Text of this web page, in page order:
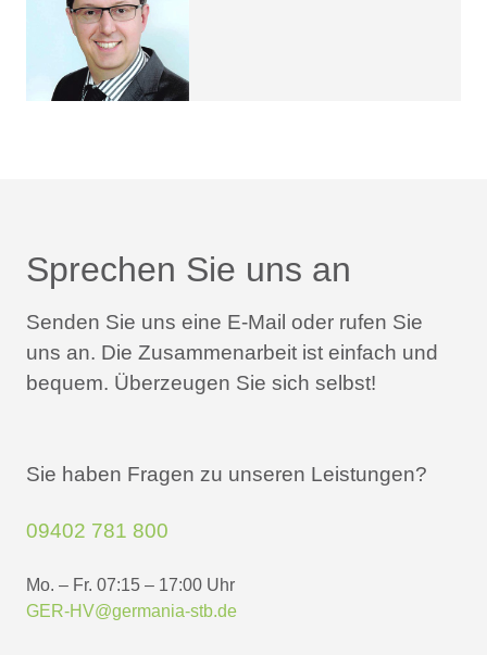
Sprechen Sie uns an
Senden Sie uns eine E-Mail oder rufen Sie
uns an. Die Zusammenarbeit ist einfach und
bequem. Überzeugen Sie sich selbst!
Sie haben Fragen zu unseren Leistungen?
09402 781 800
Mo. – Fr. 07:15 – 17:00 Uhr
GER-HV@germania-stb.de